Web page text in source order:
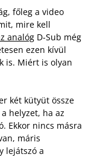
főleg a video
mire kell
analóg D-Sub még
ezen kívül
is. Miért is olyan
két kütyüt össze
helyzet, ha az
Ekkor nincs másra
máris
lejátszó a